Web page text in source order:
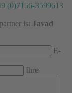
(0)7156-3599613
ist Javad
E-
Ihre